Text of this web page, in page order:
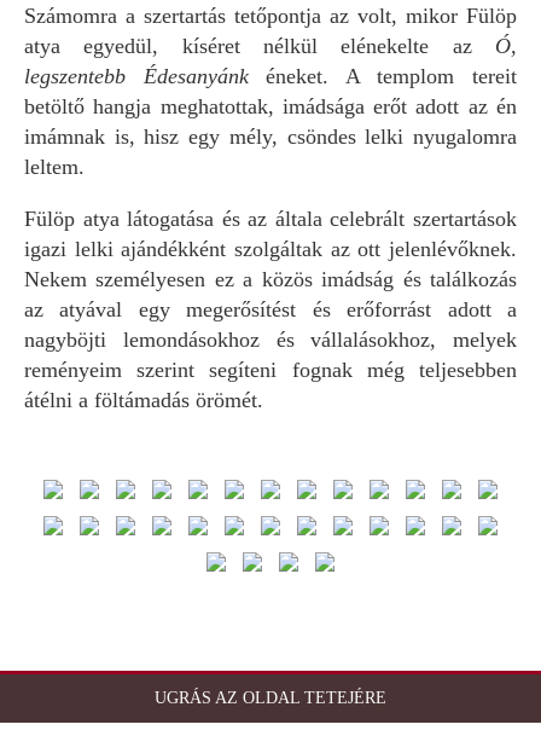
Számomra a szertartás tetőpontja az volt, mikor Fülöp
atya egyedül, kíséret nélkül elénekelte az Ó,
legszentebb Édesanyánkéneket. A templom tereit
betöltő hangja meghatottak, imádsága erőt adott az én
imámnak is, hisz egy mély, csöndes lelki nyugalomra
leltem.
Fülöp atya látogatása és az általa celebrált szertartások
igazi lelki ajándékként szolgáltak az ott jelenlévőknek.
Nekem személyesen ez a közös imádság és találkozás
az atyával egy megerősítést és erőforrást adott a
nagyböjti lemondásokhoz és vállalásokhoz, melyek
reményeim szerint segíteni fognak még teljesebben
átélni a föltámadás örömét.
UGRÁS AZ OLDAL TETEJÉRE